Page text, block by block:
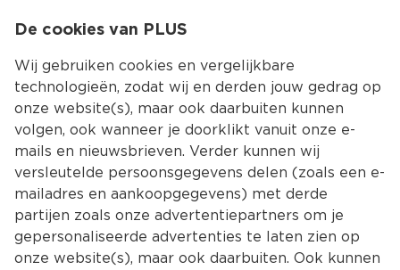
Kies jouw
De cookies van PLUS
Wij gebruiken cookies en vergelijkbare
technologieën, zodat wij en derden jouw gedrag op
onze website(s), maar ook daarbuiten kunnen
volgen, ook wanneer je doorklikt vanuit onze e-
mails en nieuwsbrieven. Verder kunnen wij
versleutelde persoonsgegevens delen (zoals een e-
mailadres en aankoopgegevens) met derde
partijen zoals onze advertentiepartners om je
gepersonaliseerde advertenties te laten zien op
onze website(s), maar ook daarbuiten. Ook kunnen